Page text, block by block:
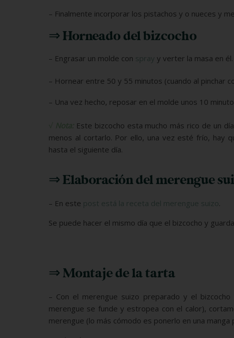
– Finalmente incorporar los pistachos y o nueces y
⇒ Horneado del bizcocho
– Engrasar un molde con spray y verter la masa en él.
– Hornear entre 50 y 55 minutos (cuando al pinchar
– Una vez hecho, reposar en el molde unos 10
Este bizcocho esta mucho más rico de un
menos al cortarlo. Por ello, una vez esté frío, hay
hasta el siguiente día.
⇒ Elaboración del merengue
– En este post está la receta del merengue suizo.
Se puede hacer el mismo día que el bizcocho y
⇒ Montaje de la tarta
– Con el merengue suizo preparado y el
merengue se funde y estropea con el calor),
merengue (lo más cómodo es ponerlo en una manga